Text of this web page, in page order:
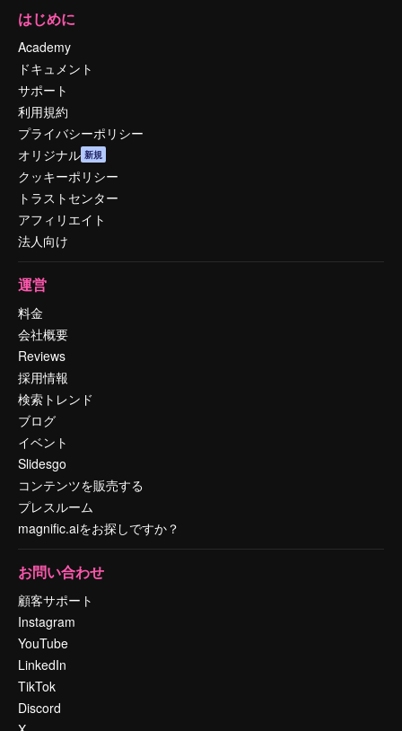
はじめに
Academy
ドキュメント
サポート
利用規約
プライバシーポリシー
オリジナル 新規
クッキーポリシー
トラストセンター
アフィリエイト
法人向け
運営
料金
会社概要
Reviews
採用情報
検索トレンド
ブログ
イベント
Slidesgo
コンテンツを販売する
プレスルーム
magnific.aiをお探しですか？
お問い合わせ
顧客サポート
Instagram
YouTube
LinkedIn
TikTok
Discord